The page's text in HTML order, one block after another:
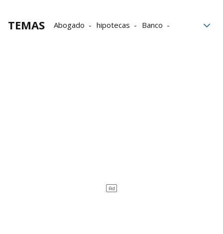
TEMAS Abogado hipotecas
Banco